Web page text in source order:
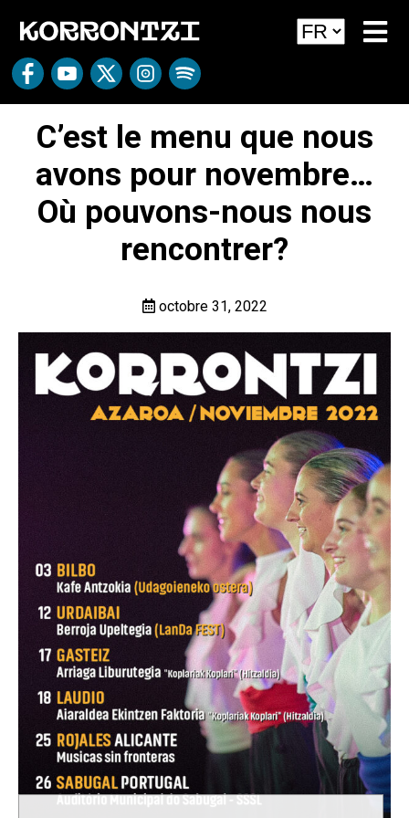
C’est le menu que nous
avons pour novembre…
Où pouvons-nous nous
rencontrer?
octobre 31, 2022